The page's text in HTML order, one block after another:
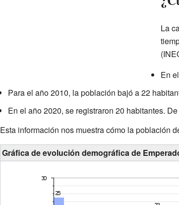
La
En
Para el año 2010, la población bajó a 22
En el año 2020, se registraron 20 habitantes.
Esta información nos muestra cómo la población
Gráfica de evolución demográfica de